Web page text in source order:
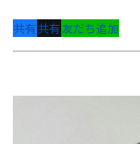
共有共有友だち追加